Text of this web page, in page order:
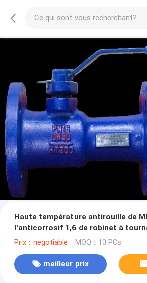
Haute température antirouille de
l'anticorrosif 1,6 de robinet à
flottement de fonte
Prix：negotiable MOQ：10 PCs
meilleur prix